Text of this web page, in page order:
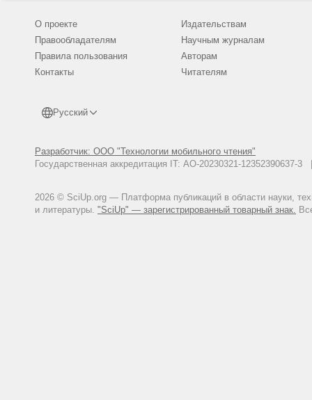
О проекте
Правообладателям
Правила пользования
Контакты
Русский
Разработчик: ООО "Технологии мобильного чтения"
Государственная аккредитация IT: АО-20230321-
2026 © SciUp.org — Платформа публикаций в области науки,
и литературы. "SciUp" — зарегистрированный товарный знак.
Издательствам
Научным журналам
Авторам
Читателям